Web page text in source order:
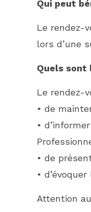
Qui peut
Le rendez-
lors d’une
Quels sont
Le rendez-
• de
•
• de
•
Attention